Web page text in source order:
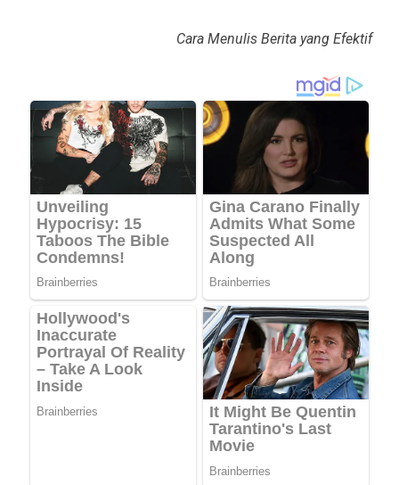
Cara Menulis Berita yang Efektif